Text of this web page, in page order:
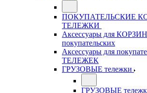
ПОКУПАТЕЛЬСКИЕ
ТЕЛЕЖКИ
Аксессуары для
покупательских
Аксессуары для
ТЕЛЕЖЕК
ГРУЗОВЫЕ тележки
ГРУЗОВЫЕ